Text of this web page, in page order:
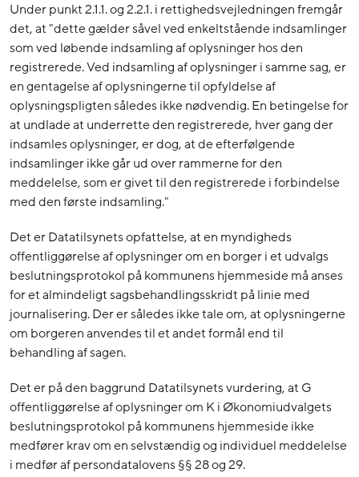
Under punkt 2.1.1. og 2.2.1. i rettighedsvejledningen fremgår
det, at "dette gælder såvel ved enkeltstående indsamlinger
som ved løbende indsamling af oplysninger hos den
registrerede. Ved indsamling af oplysninger i samme sag, er
en gentagelse af oplysningerne til opfyldelse af
oplysningspligten således ikke nødvendig. En betingelse for
at undlade at underrette den registrerede, hver gang der
indsamles oplysninger, er dog, at de efterfølgende
indsamlinger ikke går ud over rammerne for den
meddelelse, som er givet til den registrerede i forbindelse
med den første indsamling."
Det er Datatilsynets opfattelse, at en myndigheds
offentliggørelse af oplysninger om en borger i et udvalgs
beslutningsprotokol på kommunens hjemmeside må anses
for et almindeligt sagsbehandlingsskridt på linie med
journalisering. Der er således ikke tale om, at oplysningerne
om borgeren anvendes til et andet formål end til
behandling af sagen.
Det er på den baggrund Datatilsynets vurdering, at G
offentliggørelse af oplysninger om K i Økonomiudvalgets
beslutningsprotokol på kommunens hjemmeside ikke
medfører krav om en selvstændig og individuel meddelelse
i medfør af persondatalovens §§ 28 og 29.